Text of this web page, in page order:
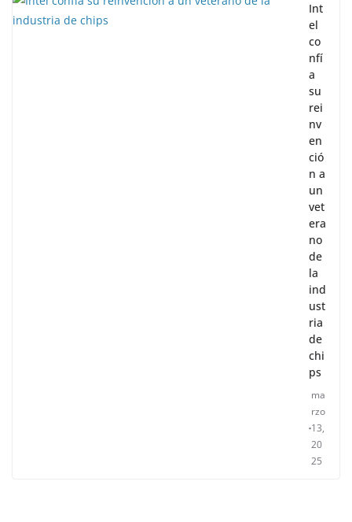
Int
el
co
nfí
a
su
rei
nv
en
ció
n a
un
vet
era
no
de
la
ind
ust
ria
de
chi
ps
ma
rzo
13,
20
25